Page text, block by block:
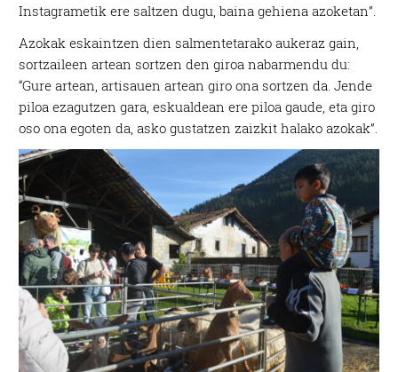
Instagrametik ere saltzen dugu, baina gehiena azoketan”.
Azokak eskaintzen dien salmentetarako aukeraz gain,
sortzaileen artean sortzen den giroa nabarmendu du:
“Gure artean, artisauen artean giro ona sortzen da. Jende
piloa ezagutzen gara, eskualdean ere piloa gaude, eta giro
oso ona egoten da, asko gustatzen zaizkit halako azokak”.